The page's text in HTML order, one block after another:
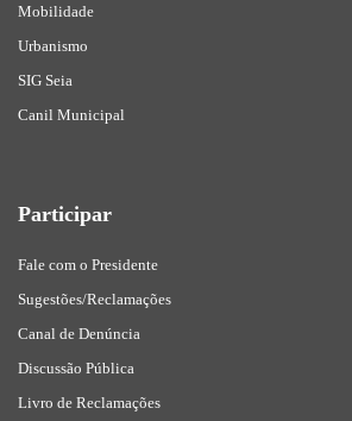
Mobilidade
Urbanismo
SIG Seia
Canil Municipal
Participar
Fale com o Presidente
Sugestões/Reclamações
Canal de Denúncia
Discussão Pública
Livro de Reclamações